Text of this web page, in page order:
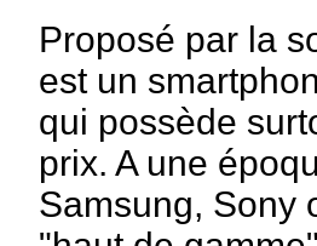
Proposé par la
est un
qui possède
prix. A une
Samsung, Sony